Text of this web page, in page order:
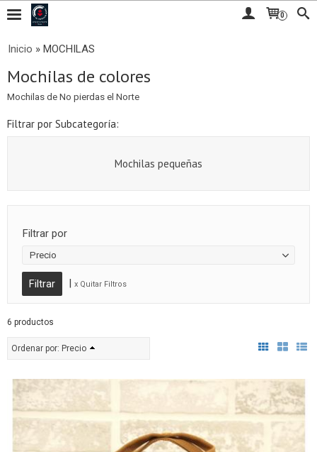
0
Inicio » MOCHILAS
Mochilas de colores
Mochilas de No pierdas el Norte
Filtrar por Subcategoría:
Mochilas pequeñas
Filtrar por
Precio
| x Quitar Filtros
6 productos
Ordenar por: Precio